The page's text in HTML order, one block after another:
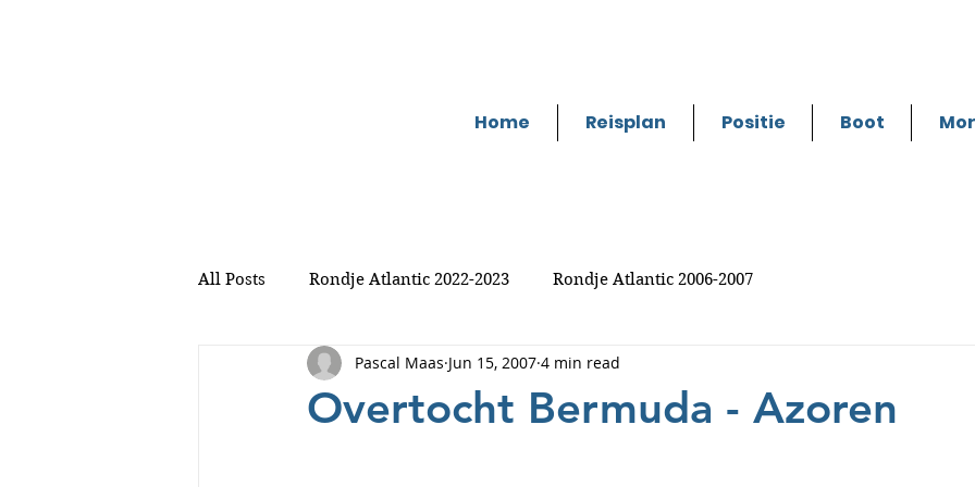
Home Reisplan Positie Boot
All Posts Rondje Atlantic 2022-2023 Rondje Atlantic 2006-2007
Overtocht Bermuda - Azoren
Pascal Maas Jun 15, 2007 4 min read